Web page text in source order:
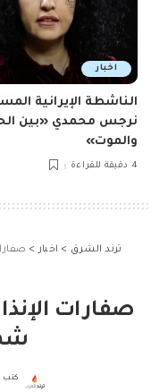
اخبار
الناشطة الإيرانية
نرجس محمدي «بين
والموت»
4 دقيقة للقراءة
ترند الشرق > اخبار >
صفارات
كتب